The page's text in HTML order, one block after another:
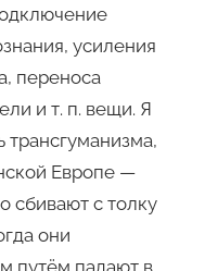
усиления
переноса
и т. п. вещи. Я
трансгуманизма,
Европе —
сбивают с толку
они